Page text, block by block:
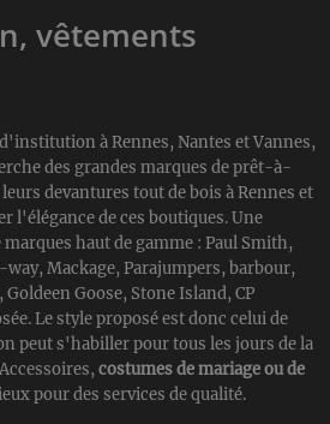
vêtements
à Rennes, Nantes et Vannes,
des grandes marques de prêt-à-
devantures tout de bois à Rennes et
l'élégance de ces boutiques. Une
marques haut de gamme : Paul Smith,
Mackage, Parajumpers, barbour,
Goose, Stone Island, CP
Le style proposé est donc celui de
peut s'habiller pour tous les jours de la
costumes de mariage ou de
pour des services de qualité.